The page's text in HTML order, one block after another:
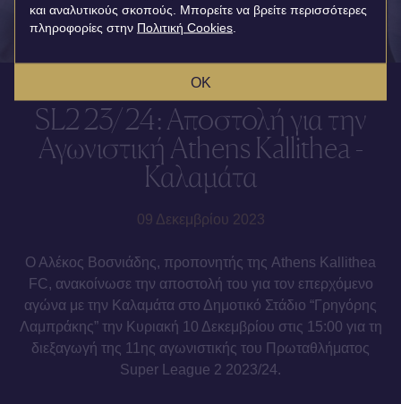
SL2 23/24: Αποστολή για την
Αγωνιστική Athens Kallithea -
Καλαμάτα
09 Δεκεμβρίου 2023
Ο Αλέκος Βοσνιάδης, προπονητής της Athens Kallithea
FC, ανακοίνωσε την αποστολή του για τον επερχόμενο
αγώνα με την Καλαμάτα στο Δημοτικό Στάδιο “Γρηγόρης
Λαμπράκης” την Κυριακή 10 Δεκεμβρίου στις 15:00 για τη
διεξαγωγή της 11ης αγωνιστικής του Πρωταθλήματος
Super League 2 2023/24.
και αναλυτικούς σκοπούς. Μπορείτε να βρείτε περισσότερες
πληροφορίες στην Πολιτική Cookies
OK